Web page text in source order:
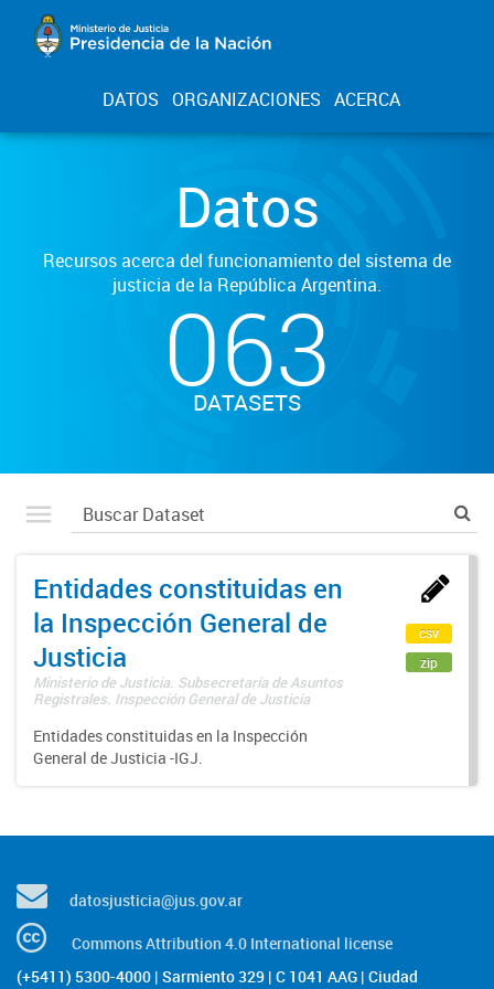
DATOS ORGANIZACIONES ACERCA
Datos
Recursos acerca del funcionamiento del sistema de
justicia de la República Argentina.
063
DATASETS
Entidades constituidas en
la Inspección General de
Justicia
Ministerio de Justicia. Subsecretaría de Asuntos
Registrales. Inspección General de Justicia
Entidades constituidas en la Inspección
General de Justicia -IGJ.
csv
zip
datosjusticia@jus.gov.ar
Commons Attribution 4.0 International license
(+5411) 5300-4000 | Sarmiento 329 | C 1041 AAG | Ciudad